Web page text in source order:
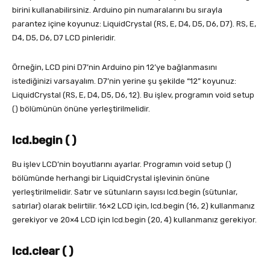
birini kullanabilirsiniz. Arduino pin numaralarını bu sırayla
parantez içine koyunuz: LiquidCrystal (RS, E, D4, D5, D6, D7). RS, E,
D4, D5, D6, D7 LCD pinleridir.
Örneğin, LCD pini D7’nin Arduino pin 12’ye bağlanmasını
istediğinizi varsayalım. D7’nin yerine şu şekilde “12” koyunuz:
LiquidCrystal (RS, E, D4, D5, D6, 12). Bu işlev, programın void setup
() bölümünün önüne yerleştirilmelidir.
lcd.begin ( )
Bu işlev LCD’nin boyutlarını ayarlar. Programın void setup ()
bölümünde herhangi bir LiquidCrystal işlevinin önüne
yerleştirilmelidir. Satır ve sütunların sayısı lcd.begin (sütunlar,
satırlar) olarak belirtilir. 16×2 LCD için, lcd.begin (16, 2) kullanmanız
gerekiyor ve 20×4 LCD için lcd.begin (20, 4) kullanmanız gerekiyor.
lcd.clear ( )